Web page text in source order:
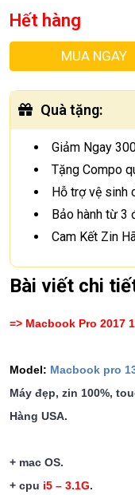
Hết hàng
MUA NGAY
Quà tặng:
Giảm Ngay
Tặng Compo
Hỗ trợ vệ sinh
Bảo hành từ 3
Cam Kết Zin
Bài viết chi
=> Macbook Pro 2017
Model: Macbook pro
Máy đẹp, zin 100%,
Hàng USA.
+ mac OS.
+ cpu i5 – 3.1G.